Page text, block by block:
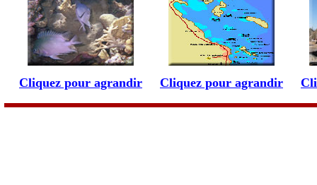
Cliquez pour agrandir Cliquez pour agrandir